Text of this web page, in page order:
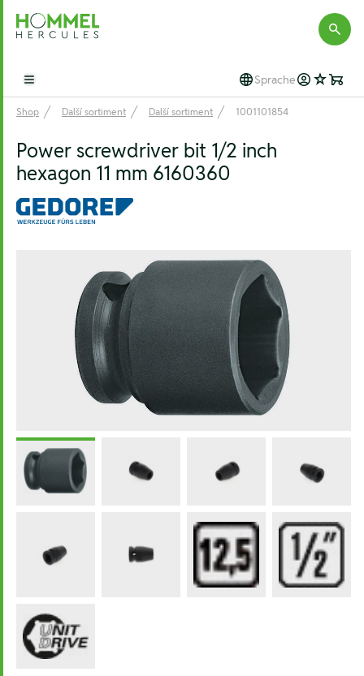
Hommel Hercules
Open main menu Sprache
Shop Další sortiment Další sortiment 1001101854
Power screwdriver bit 1/2 inch
hexagon 11 mm 6160360